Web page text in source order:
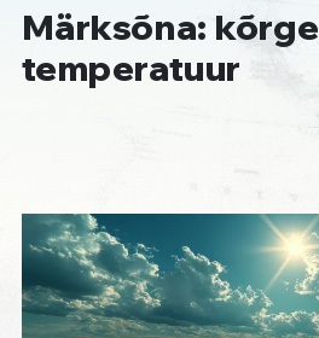
Märksõna: kõrge
temperatuur